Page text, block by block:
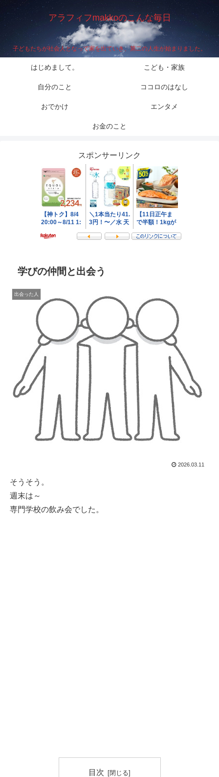
アラフィフmakkoのこんな毎日
子どもたちが社会人となって家を出ていき、第二の人生が始まりました。
はじめまして。 こども・家族
自分のこと ココロのはなし
おでかけ エンタメ
お金のこと
スポンサーリンク
学びの仲間と出会う
出会った人
2026.03.11
そうそう。
週末は～
専門学校の飲み会でした。
目次